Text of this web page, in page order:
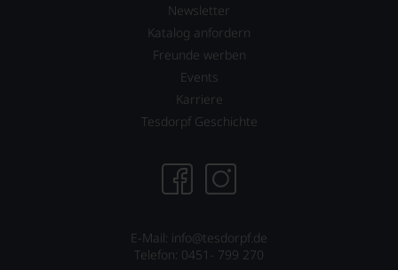
Newsletter
Katalog anfordern
Freunde werben
Events
Karriere
Tesdorpf Geschichte
E-Mail: info@tesdorpf.de
Telefon: 0451- 799 270